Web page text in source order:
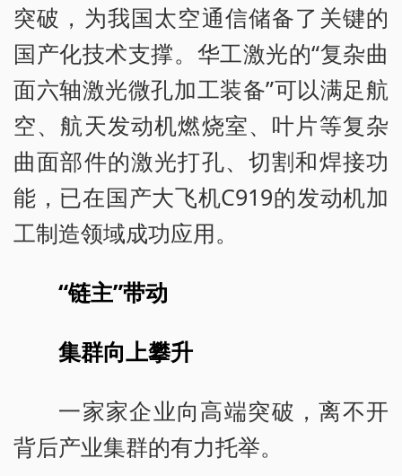
突破，为我国太空通信储备了关键的
国产化技术支撑。华工激光的“复杂曲
面六轴激光微孔加工装备”可以满足航
空、航天发动机燃烧室、叶片等复杂
曲面部件的激光打孔、切割和焊接功
能，已在国产大飞机C919的发动机加
工制造领域成功应用。
“链主”带动
集群向上攀升
一家家企业向高端突破，离不开
背后产业集群的有力托举。